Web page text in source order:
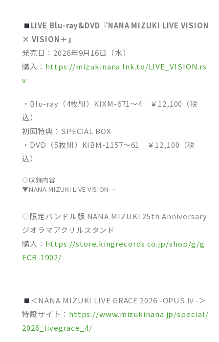
LIVE Blu-ray&DVD『NANA MIZUKI LIVE VISION
× VISION＋』
発売日：2026年9月16日（水）
購入： https://mizukinana.lnk.to/LIVE_VISION.rs
v
・Blu-ray（4枚組）KIXM-671～4 ￥12,100（税
込）
初回特典：SPECIAL BOX
・DVD（5枚組）KIBM-1157～61 ￥12,100（税
込）
◇収録内容
▼NANA MIZUKI LIVE VISION
UNLIMITED BEAT
Orchestral Fantasia
Moment of Truth
MC1
Tears’ Night
アオイイロ
POWER GATE
フロンティアジャッジメント
MC2
◇限定バンドル版 NANA MIZUKI 25th Anniversary
ジオラマアクリルスタンド
購入： https://store.kingrecords.co.jp/shop/g/g
ECB-1902/
＜NANA MIZUKI LIVE GRACE 2026 -OPUS Ⅳ-＞
特設サイト： https://www.mizukinana.jp/special/
2026_livegrace_4/